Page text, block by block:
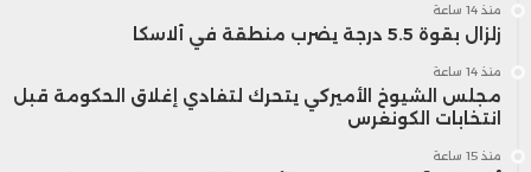
منذ 14 ساعة
زلزال بقوة 5.5 درجة يضرب منطقة في ألاسكا
منذ 14 ساعة
مجلس الشيوخ الأميركي يتحرك لتفادي إغلاق الحكومة قبل
انتخابات الكونغرس
منذ 15 ساعة